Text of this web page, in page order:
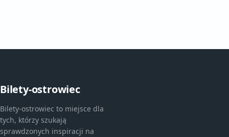
Bilety-ostrowiec
Bilety-ostrowiec to miejsce dla
tych, którzy szukają
sprawdzonych inspiracji na